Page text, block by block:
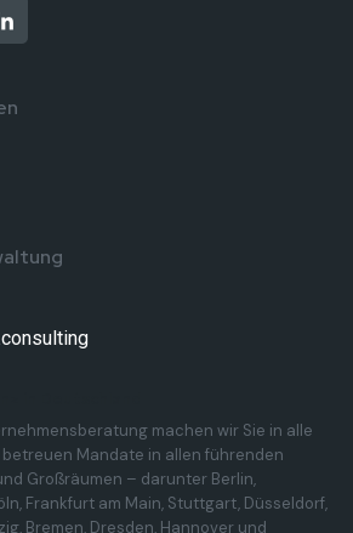
machen wir Sie in alle
Mandate in allen führenden
Großräumen – darunter Berlin,
Frankfurt am Main, Stuttgart, Düsseldorf,
Bremen, Dresden, Hannover und